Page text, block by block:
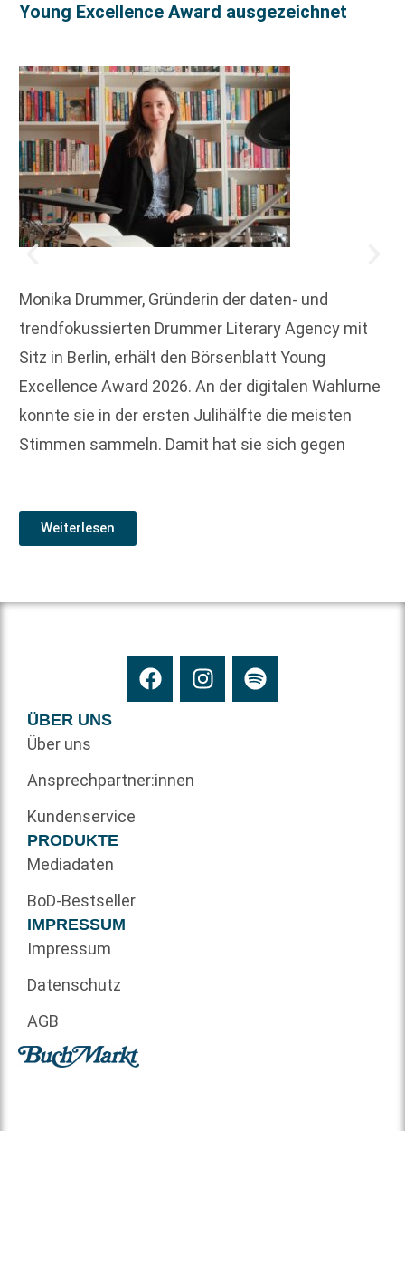
Young Excellence Award ausgezeichnet
Monika Drummer, Gründerin der daten- und
trendfokussierten Drummer Literary Agency mit
Sitz in Berlin, erhält den Börsenblatt Young
Excellence Award 2026. An der digitalen Wahlurne
konnte sie in der ersten Julihälfte die meisten
Stimmen sammeln. Damit hat sie sich gegen
Weiterlesen
ÜBER UNS
Über uns
Ansprechpartner:innen
Kundenservice
PRODUKTE
Mediadaten
BoD-Bestseller
IMPRESSUM
Impressum
Datenschutz
AGB